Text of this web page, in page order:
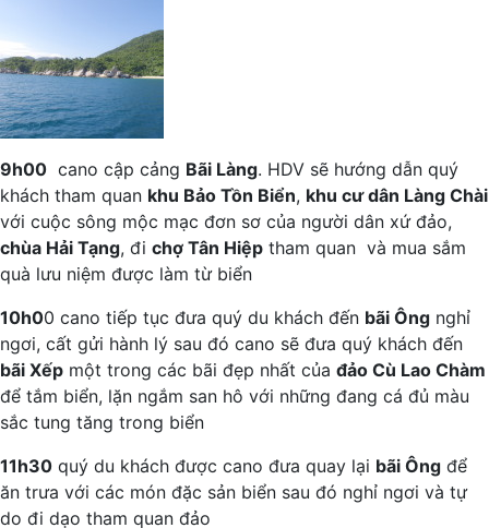
9h00 cano cập cảng Bãi Làng. HDV sẽ hướng dẫn quý
khách tham quan khu Bảo Tồn Biển, khu cư dân Làng Chài
với cuộc sông mộc mạc đơn sơ của người dân xứ đảo,
chùa Hải Tạng, đi chợ Tân Hiệp tham quan và mua sắm
quà lưu niệm được làm từ biển
10h00 cano tiếp tục đưa quý du khách đến bãi Ông nghỉ
ngơi, cất gửi hành lý sau đó cano sẽ đưa quý khách đến
bãi Xếp một trong các bãi đẹp nhất của đảo Cù Lao Chàm
để tắm biển, lặn ngắm san hô với những đang cá đủ màu
sắc tung tăng trong biển
11h30 quý du khách được cano đưa quay lại bãi Ông để
ăn trưa với các món đặc sản biển sau đó nghỉ ngơi và tự
do đi dạo tham quan đảo